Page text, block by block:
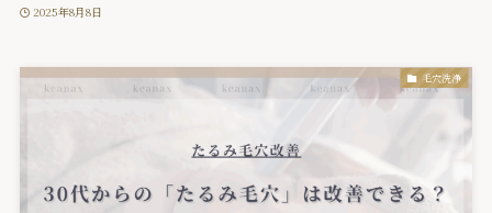
2025年8月8日
毛穴洗浄